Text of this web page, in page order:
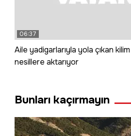
06:37
Aile yadigarlarıyla yola çıkan kilim
nesillere aktarıyor
Bunları kaçırmayın